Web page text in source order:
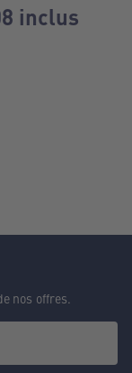
inclus
nos offres.